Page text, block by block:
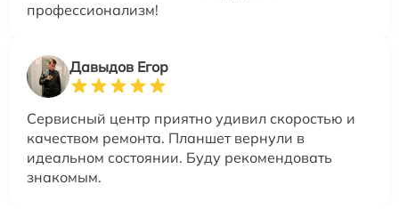
профессионализм!
Давыдов Егор
Сервисный центр приятно удивил скоростью и
качеством ремонта. Планшет вернули в
идеальном состоянии. Буду рекомендовать
знакомым.